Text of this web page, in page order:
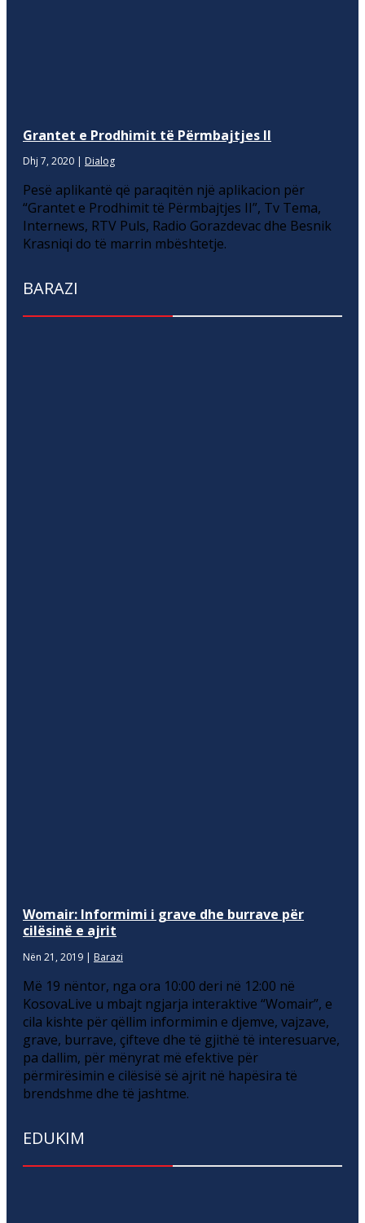
Grantet e Prodhimit të Përmbajtjes II
Dhj 7, 2020 | Dialog
Pesë aplikantë që paraqitën një aplikacion për
“Grantet e Prodhimit të Përmbajtjes II”, Tv Tema,
Internews, RTV Puls, Radio Gorazdevac dhe Besnik
Krasniqi do të marrin mbështetje.
BARAZI
Womair: Informimi i grave dhe burrave për
cilësinë e ajrit
Nën 21, 2019 | Barazi
Më 19 nëntor, nga ora 10:00 deri në 12:00 në
KosovaLive u mbajt ngjarja interaktive “Womair”, e
cila kishte për qëllim informimin e djemve, vajzave,
grave, burrave, çifteve dhe të gjithë të interesuarve,
pa dallim, për mënyrat më efektive për
përmirësimin e cilësisë së ajrit në hapësira të
brendshme dhe të jashtme.
EDUKIM